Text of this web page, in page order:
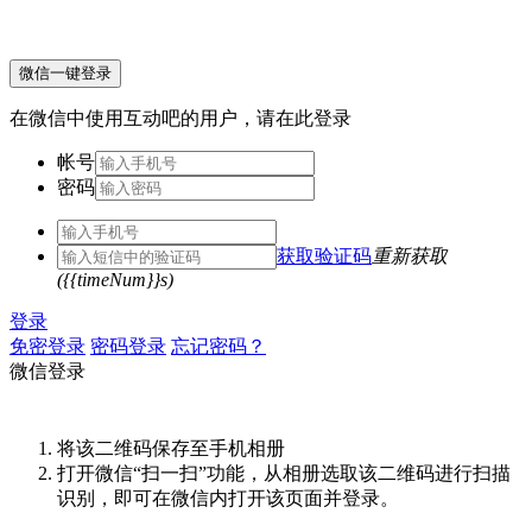
微信一键登录
在微信中使用互动吧的用户，请在此登录
帐号
密码
获取验证码重新获取
({{timeNum}}s)
登录
免密登录 密码登录 忘记密码？
微信登录
将该二维码保存至手机相册
打开微信“扫一扫”功能，从相册选取该二维码进行扫描
识别，即可在微信内打开该页面并登录。